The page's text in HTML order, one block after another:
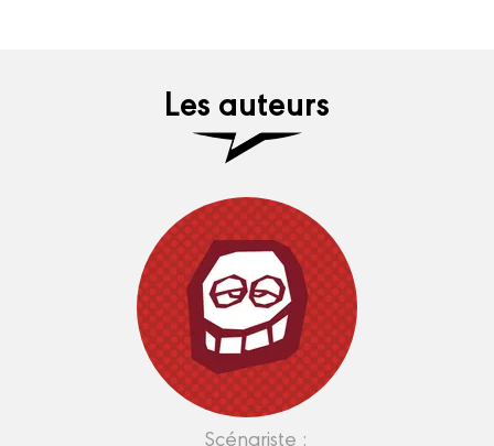
Les auteurs
Scénariste :